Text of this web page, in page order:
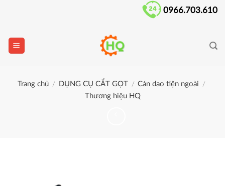
0966.703.610
Trang chủ / DỤNG CỤ CẮT GỌT / Cán dao tiện ngoài /
Thương hiệu HQ